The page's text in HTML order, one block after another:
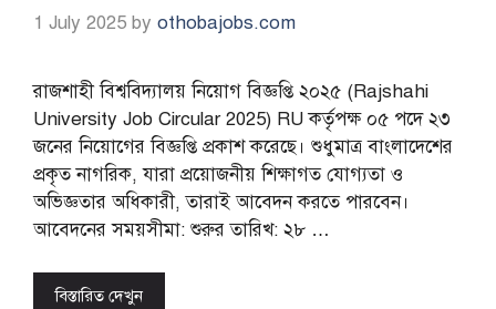
1 July 2025 by othobajobs.com
রাজশাহী বিশ্ববিদ্যালয় নিয়োগ বিজ্ঞপ্তি ২০২৫ (Rajshahi
University Job Circular 2025) RU কর্তৃপক্ষ ০৫ পদে ২৩
জনের নিয়োগের বিজ্ঞপ্তি প্রকাশ করেছে। শুধুমাত্র বাংলাদেশের
প্রকৃত নাগরিক, যারা প্রয়োজনীয় শিক্ষাগত যোগ্যতা ও
অভিজ্ঞতার অধিকারী, তারাই আবেদন করতে পারবেন।
আবেদনের সময়সীমা: শুরুর তারিখ: ২৮ …
বিস্তারিত দেখুন